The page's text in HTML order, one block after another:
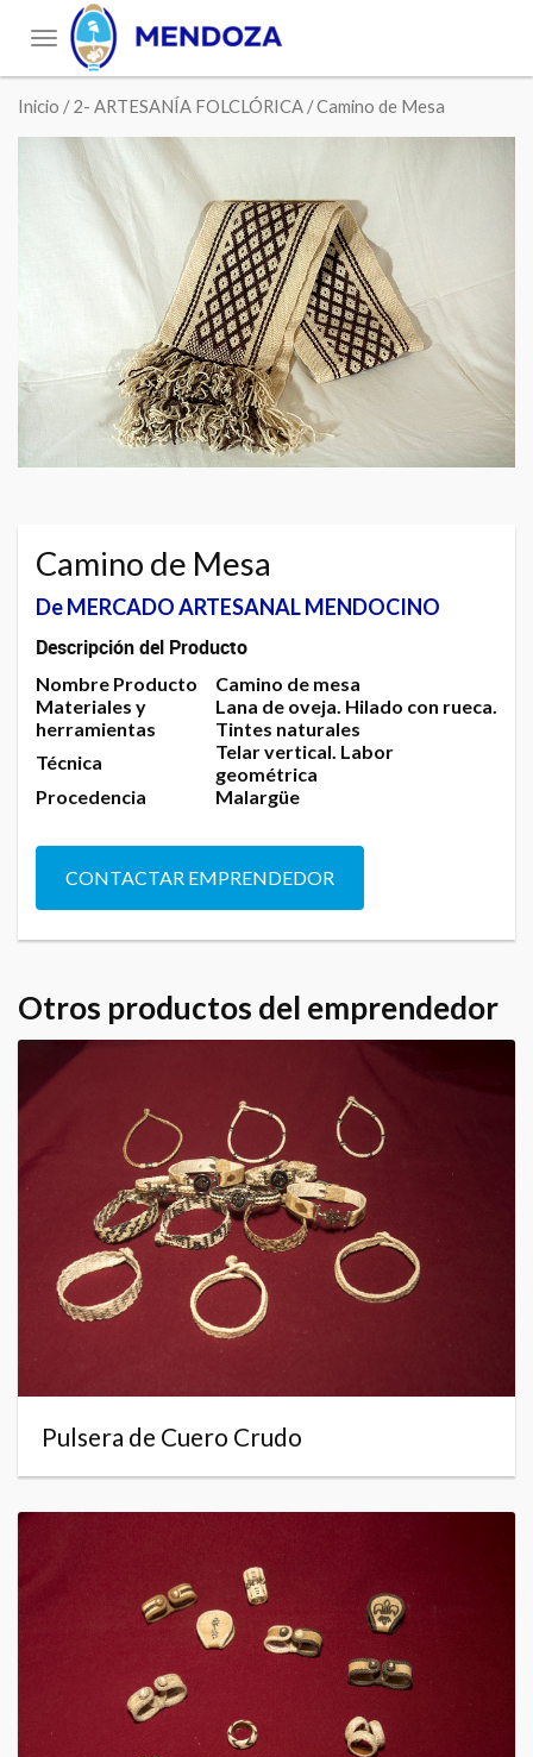
Toggle
navigation
Inicio /2- ARTESANÍA FOLCLÓRICA / Camino de Mesa
Camino de Mesa
De MERCADO ARTESANAL MENDOCINO
Descripción del Producto
Nombre Producto
Camino de mesa
Materiales y
herramientas
Lana de oveja. Hilado con rueca.
Tintes naturales
Técnica
Telar vertical. Labor
geométrica
Procedencia
Malargüe
CONTACTAR EMPRENDEDOR
Otros productos del emprendedor
Pulsera de Cuero Crudo